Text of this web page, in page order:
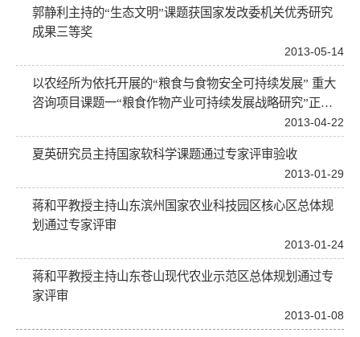
郭静利主持的“生态文明”课题获国家发改委机关优秀研究
成果三等奖
2013-05-14
以农经所为依托开展的“粮食与食物安全可持续发展” 重大
咨询项目课题一“粮食作物产业可持续发展战略研究”正式
2013-04-22
夏英研究员主持国家软科学课题通过专家评审验收
2013-01-29
蒋和平教授主持山东滨州国家农业科技园区核心区总体规
划通过专家评审
2013-01-24
蒋和平教授主持山东苍山现代农业示范区总体规划通过专
家评审
2013-01-08